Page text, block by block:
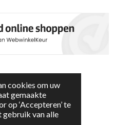
cookies om uw
gemaakte
op ‘Accepteren’ te
gebruik van alle